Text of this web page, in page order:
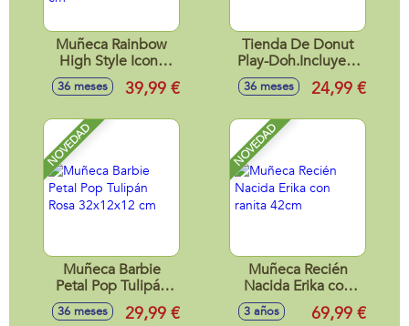
Muñeca Rainbow
High Style Icons
Violet Willow con
trajes y accesorios
36 meses 39,99 €
Tienda De Donut
Play-Doh.Incluye 5
Botes.
36 meses 24,99 €
NOVEDAD
Muñeca Barbie
Petal Pop Tulipán
Rosa 32x12x12 cm
36 meses 29,99 €
NOVEDAD
Muñeca Recién
Nacida Erika con
ranita 42cm
3 años 69,99 €